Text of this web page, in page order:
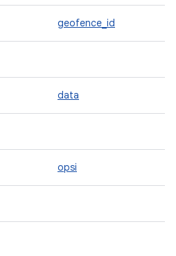
geofence_id
data
opsi